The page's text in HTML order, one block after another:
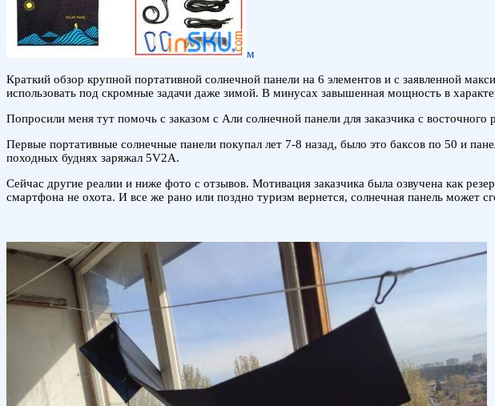
м
Краткий обзор крупной портативной солнечной панели на 6 элементов и с заявленной
использовать под скромные задачи даже зимой. В минусах завышенная мощность в
Попросили меня тут помочь с заказом с Али солнечной панели для заказчика с
Первые портативные солнечные панели покупал лет 7-8 назад, было это баксов по 50 и
походных буднях заряжал 5V2А.
Сейчас другие реалии и ниже фото с отзывов. Мотивация заказчика была озвучена как
смартфона не охота. И все же рано или поздно туризм вернется, солнечная панель может